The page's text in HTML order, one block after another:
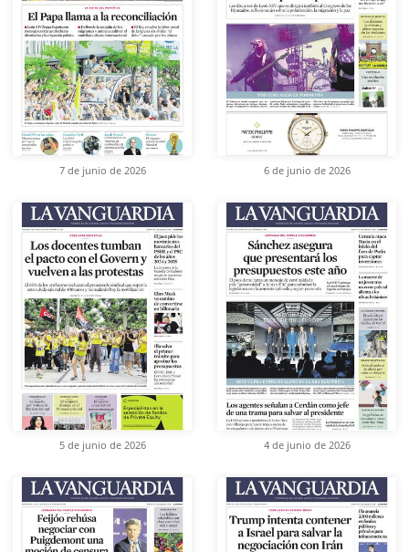
7 de junio de 2026 6 de junio de 2026
5 de junio de 2026 4 de junio de 2026